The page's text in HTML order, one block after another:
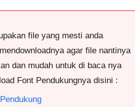
file yang mesti anda
agar file nantinya
dan mudah untuk di baca nya
Font Pendukungnya disini :